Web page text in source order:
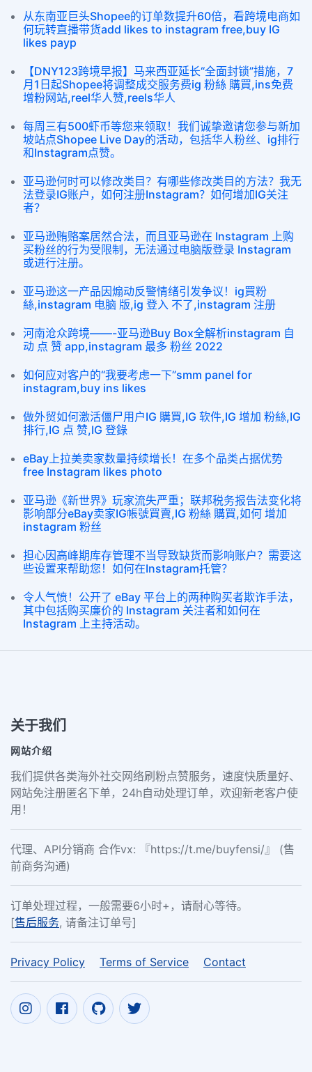
从东南亚巨头Shopee的订单数提升60倍，看跨境电商如
何玩转直播带货add likes to instagram free,buy IG
likes payp
【DNY123跨境早报】马来西亚延长“全面封锁”措施，7
月1日起Shopee将调整成交服务费ig 粉絲 購買,ins免费
增粉网站,reel华人赞,reels华人
每周三有500虾币等您来领取！我们诚挚邀请您参与新加
坡站点Shopee Live Day的活动，包括华人粉丝、ig排行
和Instagram点赞。
亚马逊何时可以修改类目？有哪些修改类目的方法？我无
法登录IG账户，如何注册Instagram？如何增加IG关注
者？
亚马逊贿赂案居然合法，而且亚马逊在 Instagram 上购
买粉丝的行为受限制，无法通过电脑版登录 Instagram
或进行注册。
亚马逊这一产品因煽动反警情绪引发争议！ig買粉
絲,instagram 电脑 版,ig 登入 不了,instagram 注册
河南沧众跨境——-亚马逊Buy Box全解析instagram 自
动 点 赞 app,instagram 最多 粉丝 2022
如何应对客户的“我要考虑一下”smm panel for
instagram,buy ins likes
做外贸如何激活僵尸用户IG 購買,IG 软件,IG 增加 粉絲,IG
排行,IG 点 赞,IG 登錄
eBay上拉美卖家数量持续增长！在多个品类占据优势
free Instagram likes photo
亚马逊《新世界》玩家流失严重；联邦税务报告法变化将
影响部分eBay卖家IG帳號買賣,IG 粉絲 購買,如何 增加
instagram 粉丝
担心因高峰期库存管理不当导致缺货而影响账户？需要这
些设置来帮助您！如何在Instagram托管？
令人气愤！公开了 eBay 平台上的两种购买者欺诈手法，
其中包括购买廉价的 Instagram 关注者和如何在
Instagram 上主持活动。
关于我们
网站介绍
我们提供各类海外社交网络刷粉点赞服务，速度快质量好、
网站免注册匿名下单，24h自动处理订单，欢迎新老客户使
用！
代理、API分销商 合作vx: 『https://t.me/buyfensi/』 (售
前商务沟通)
订单处理过程，一般需要6小时+，请耐心等待。
[售后服务, 请备注订单号]
Privacy Policy Terms of Service Contact